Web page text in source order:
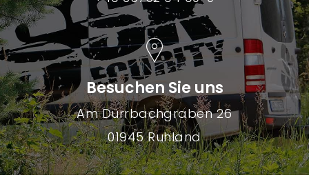
Besuchen Sie uns
Am Dürrbachgraben 26
01945 Ruhland